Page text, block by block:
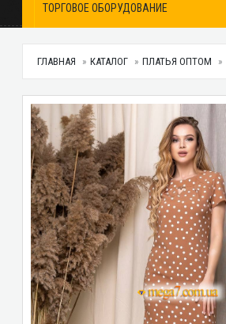
ТОРГОВОЕ ОБОРУДОВАНИЕ
ГЛАВНАЯ КАТАЛОГ ПЛАТЬЯ ОПТОМ